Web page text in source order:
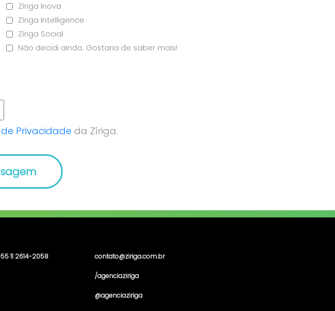
Zíriga Inova
Zíriga Intelligence
Zíriga Social
Não decidi ainda. Gostaria de saber mais!
Privacidade da Zíriga.
11 2614-2058 contato@ziriga.com.br
/agenciaziriga
@agenciaziriga